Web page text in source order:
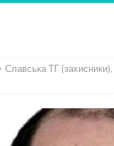
Славська ТГ (захисники)